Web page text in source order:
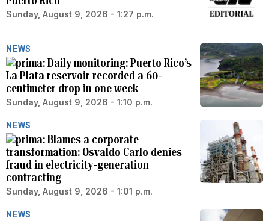
Sunday, August 9, 2026 - 1:27 p.m.
NEWS
Daily monitoring: Puerto Rico’s
La Plata reservoir recorded a 60-
centimeter drop in one week
Sunday, August 9, 2026 - 1:10 p.m.
NEWS
Blames a corporate
transformation: Osvaldo Carlo denies
fraud in electricity-generation
contracting
Sunday, August 9, 2026 - 1:01 p.m.
NEWS